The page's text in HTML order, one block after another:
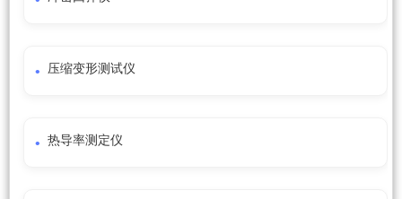
压缩变形测试仪
热导率测定仪